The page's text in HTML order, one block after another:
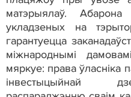
матэрыялаў.
укладзеных на
гарантуецца
міжнароднымі
мяркуе: права ўласніка
інвестыцыйнай